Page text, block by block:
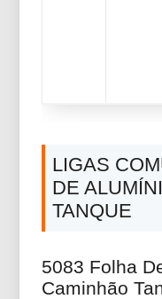
LIGAS
DE
TANQUE
5083 Folha
Caminhão